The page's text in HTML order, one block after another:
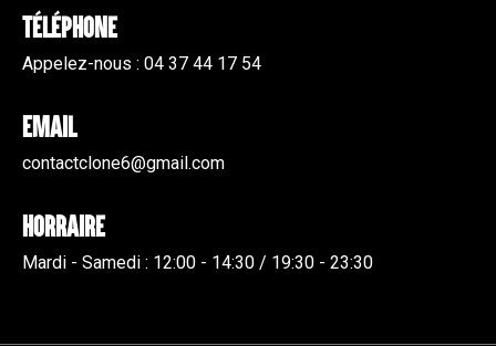
Téléphone
Appelez-nous : 04 37 44 17 54
Email
contactclone6@gmail.com
Horraire
Mardi - Samedi : 12:00 - 14:30 / 19:30 - 23:30